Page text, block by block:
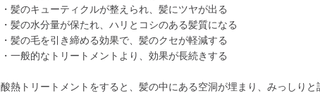
・髪のキューティクルが整えられ、髪にツヤが出る
・髪の水分量が保たれ、ハリとコシのある髪質になる
・髪の毛を引き締める効果で、髪のクセが軽減する
・一般的なトリートメントより、効果が長続きする
酸熱トリートメントをすると、髪の中にある空洞が埋まり、みっしりと